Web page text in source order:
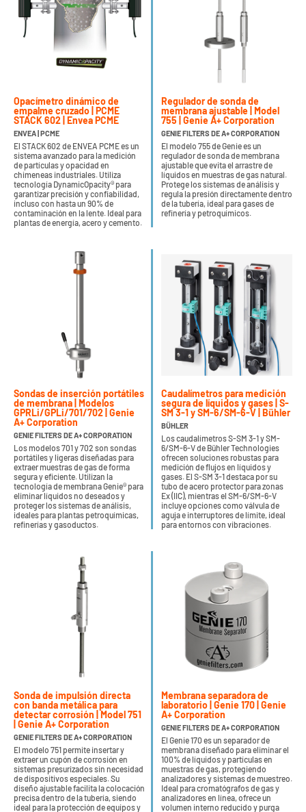
Opacímetro dinámico de
empalme cruzado | PCME
STACK 602 | Envea PCME
ENVEA | PCME
El STACK 602 de ENVEA PCME es un
sistema avanzado para la medición
de partículas y opacidad en
chimeneas industriales. Utiliza
tecnología DynamicOpacity® para
garantizar precisión y confiabilidad,
incluso con hasta un 90% de
contaminación en la lente. Ideal para
plantas de energía, acero y cemento.
Regulador de sonda de
membrana ajustable | Model
755 | Genie A+ Corporation
GENIE FILTERS DE A+ CORPORATION
El modelo 755 de Genie es un
regulador de sonda de membrana
ajustable que evita el arrastre de
líquidos en muestras de gas natural.
Protege los sistemas de análisis y
regula la presión directamente dentro
de la tubería, ideal para gases de
refinería y petroquímicos.
Sondas de inserción portátiles
de membrana | Modelos
GPRLi/GPLi/701/702 | Genie
A+ Corporation
GENIE FILTERS DE A+ CORPORATION
Los modelos 701 y 702 son sondas
portátiles y ligeras diseñadas para
extraer muestras de gas de forma
segura y eficiente. Utilizan la
tecnología de membrana Genie® para
eliminar líquidos no deseados y
proteger los sistemas de análisis,
ideales para plantas petroquímicas,
refinerías y gasoductos.
Caudalímetros para medición
segura de líquidos y gases | S-
SM 3-1 y SM-6/SM-6-V | Bühler
BÜHLER
Los caudalímetros S-SM 3-1 y SM-
6/SM-6-V de Bühler Technologies
ofrecen soluciones robustas para
medición de flujos en líquidos y
gases. El S-SM 3-1 destaca por su
tubo de acero protector para zonas
Ex (IIC), mientras el SM-6/SM-6-V
incluye opciones como válvula de
aguja e interruptores de límite, ideal
para entornos con vibraciones.
Sonda de impulsión directa
con banda metálica para
detectar corrosión | Model 751
| Genie A+ Corporation
GENIE FILTERS DE A+ CORPORATION
El modelo 751 permite insertar y
extraer un cupón de corrosión en
sistemas presurizados sin necesidad
de dispositivos especiales. Su
diseño ajustable facilita la colocación
precisa dentro de la tubería, siendo
ideal para la protección de equipos y
Membrana separadora de
laboratorio | Genie 170 | Genie
A+ Corporation
GENIE FILTERS DE A+ CORPORATION
El Genie 170 es un separador de
membrana diseñado para eliminar el
100% de líquidos y partículas en
muestras de gas, protegiendo
analizadores y sistemas de muestreo.
Ideal para cromatógrafos de gas y
analizadores en línea, ofrece un
volumen interno reducido y purga